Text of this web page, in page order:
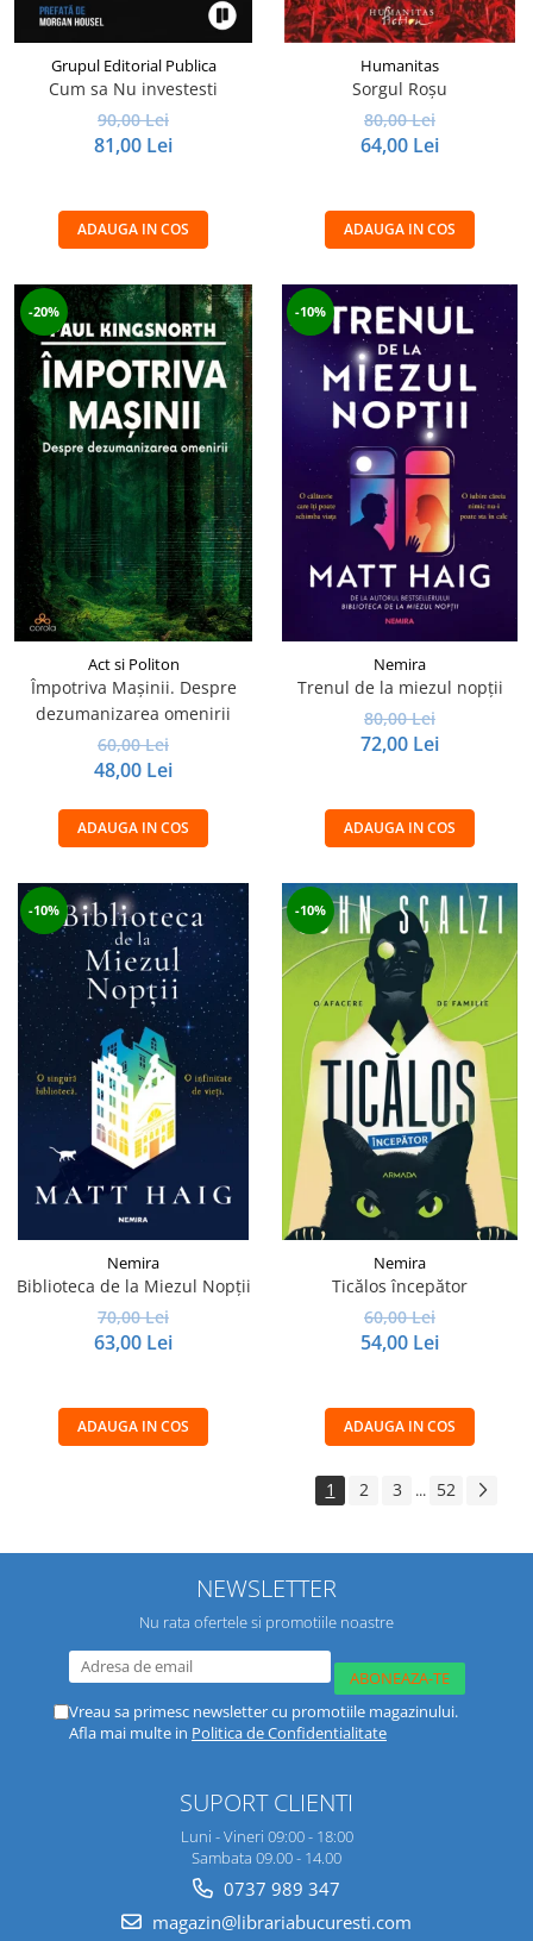
Grupul Editorial Publica
Cum sa Nu investesti
90,00 Lei
81,00 Lei
ADAUGA IN COS
Humanitas
Sorgul Roșu
80,00 Lei
64,00 Lei
ADAUGA IN COS
-20%
Act si Politon
Împotriva Mașinii. Despre
dezumanizarea omenirii
60,00 Lei
48,00 Lei
ADAUGA IN COS
-10%
Nemira
Trenul de la miezul nopții
80,00 Lei
72,00 Lei
ADAUGA IN COS
-10%
Nemira
Biblioteca de la Miezul Nopții
70,00 Lei
63,00 Lei
ADAUGA IN COS
-10%
Nemira
Ticălos începător
60,00 Lei
54,00 Lei
ADAUGA IN COS
1 2 3 ... 52
NEWSLETTER
Nu rata ofertele si promotiile noastre
Vreau sa primesc newsletter cu promotiile magazinului.
Afla mai multe in Politica de Confidentialitate
SUPORT CLIENTI
Luni - Vineri 09:00 - 18:00
Sambata 09.00 - 14.00
0737 989 347
magazin@librariabucuresti.com